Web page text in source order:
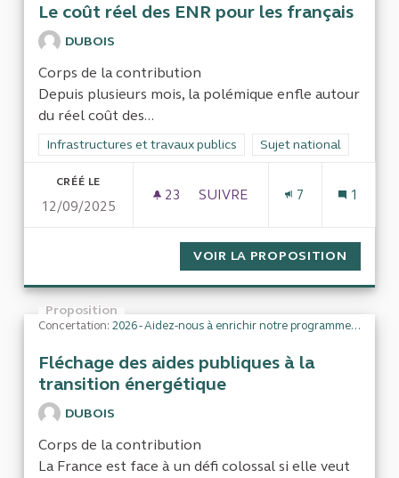
Le coût réel des ENR pour les français
DUBOIS
Corps de la contribution
Depuis plusieurs mois, la polémique enfle autour
du réel coût des...
Filtrer les résultats de la catégorie : Infrastructures et
Infrastructures et travaux publics Filtrer les résultats
Sujet national
CRÉÉ LE
12/09/2025
23 23 ABONNÉS
SUIVRE
7 1
VOIR LA PROPOSITION
Proposition
Concertation: 2026 - Aidez-nous à enrichir notre programme de travail
Fléchage des aides publiques à la
transition énergétique
DUBOIS
Corps de la contribution
La France est face à un défi colossal si elle veut